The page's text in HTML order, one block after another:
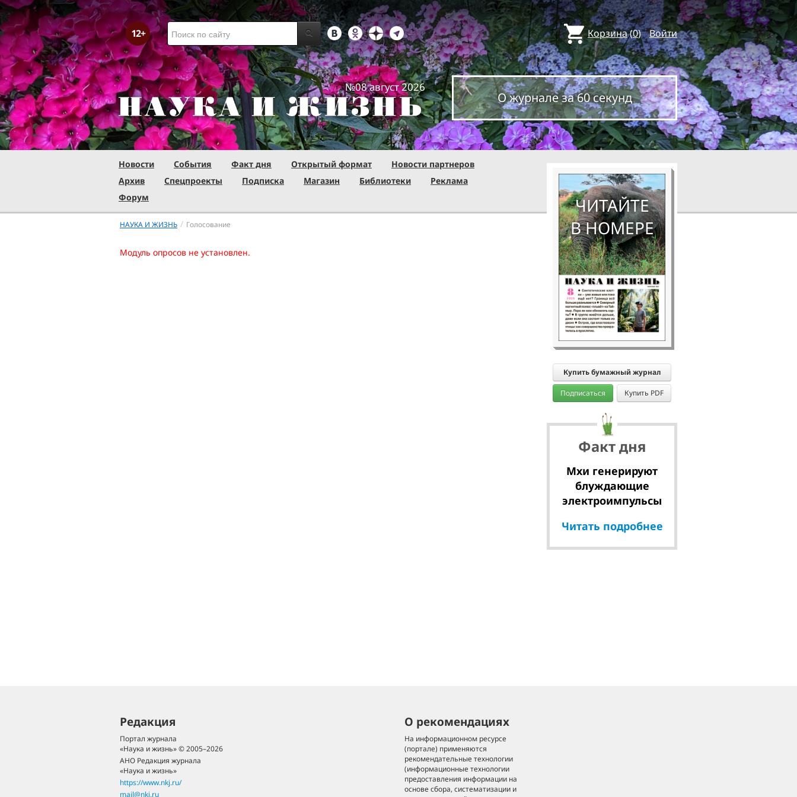
Корзина(0) Войти
№08 август 2026
О журнале за 60 секунд
Новости События Факт дня Открытый формат
Новости партнеров
Архив
Спецпроекты Подписка Магазин Библиотеки
Реклама
Форум
НАУКА И ЖИЗНЬ / Голосование
Модуль опросов не установлен.
ЧИТАЙТЕ
В НОМЕРЕ
Купить бумажный журнал
Подписаться Купить PDF
Факт дня
Мхи генерируют
блуждающие
электроимпульсы
Читать подробнее
Редакция
Портал журнала
«Наука и жизнь» © 2005–2026
АНО Редакция журнала
«Наука и жизнь»
https://www.nkj.ru/
mail@nkj.ru
О рекомендациях
На информационном ресурсе
(портале) применяются
рекомендательные технологии
(информационные технологии
предоставления информации на
основе сбора, систематизации и